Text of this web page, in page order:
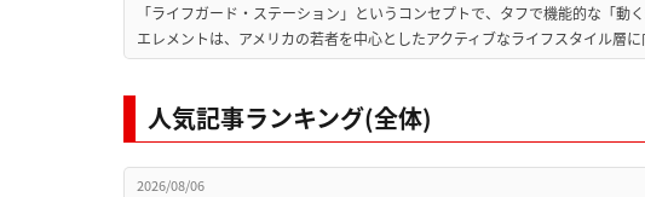
「ライフガード・ステーション」というコンセプトで、タフで機能的な「動
エレメントは、アメリカの若者を中心としたアクティブなライフスタイル層
人気記事ランキング(全体)
2026/08/06